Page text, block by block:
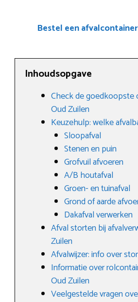
Bestel een
Inhoudsopgave
Check de goedkoopste
Oud Zuilen
Keuzehulp: welke
Sloopafval
Stenen en puin
Grofvuil afvoeren
A/B houtafval
Groen- en tuinafval
Grond of aarde
Dakafval verwerken
Afval storten bij
Zuilen
Afvalwijzer: info over
Informatie over
Oud Zuilen
Veelgestelde vragen